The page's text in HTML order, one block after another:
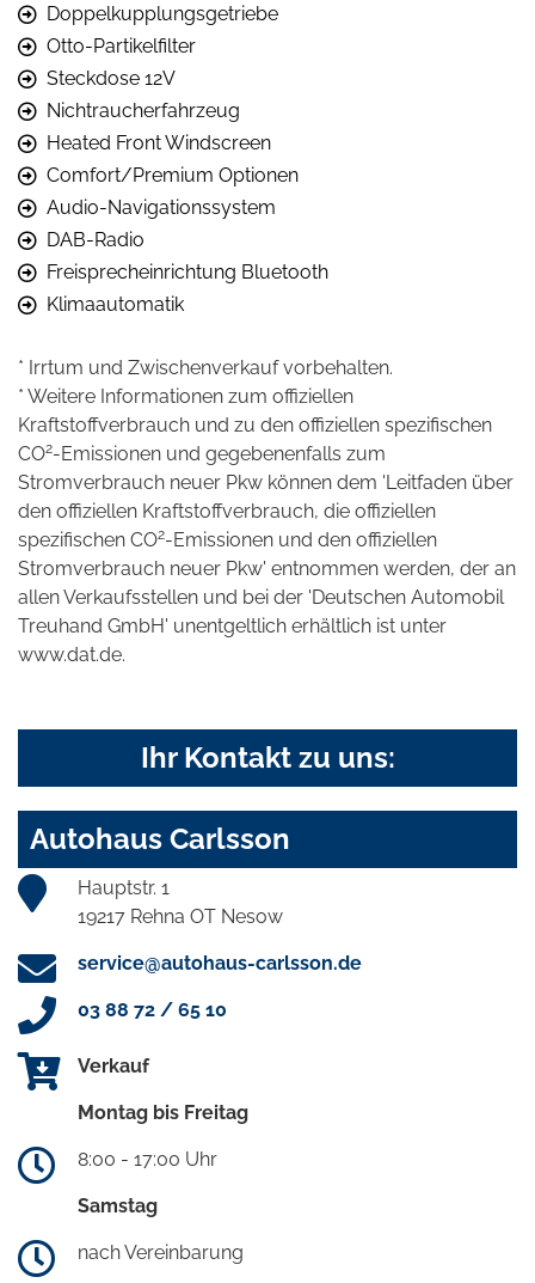
Doppelkupplungsgetriebe
Otto-Partikelfilter
Steckdose 12V
Nichtraucherfahrzeug
Heated Front Windscreen
Comfort/Premium Optionen
Audio-Navigationssystem
DAB-Radio
Freisprecheinrichtung Bluetooth
Klimaautomatik
* Irrtum und Zwischenverkauf vorbehalten.
* Weitere Informationen zum offiziellen
Kraftstoffverbrauch und zu den offiziellen spezifischen
CO2-Emissionen und gegebenenfalls zum
Stromverbrauch neuer Pkw können dem 'Leitfaden über
den offiziellen Kraftstoffverbrauch, die offiziellen
spezifischen CO2-Emissionen und den offiziellen
Stromverbrauch neuer Pkw' entnommen werden, der an
allen Verkaufsstellen und bei der 'Deutschen Automobil
Treuhand GmbH' unentgeltlich erhältlich ist unter
www.dat.de.
Ihr Kontakt zu uns:
Autohaus Carlsson
Hauptstr. 1
19217 Rehna OT Nesow
service@autohaus-carlsson.de
03 88 72 / 65 10
Verkauf
Montag bis Freitag
8:00 - 17:00 Uhr
Samstag
nach Vereinbarung